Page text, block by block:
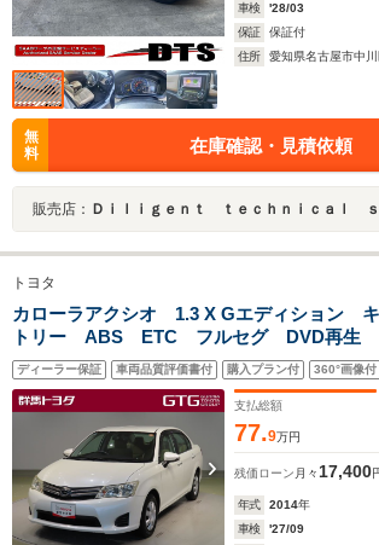
車検
'28/03
保証
保証付
住所
愛知県名古屋市中
無
料
在庫確認・見積依頼
販売店： Ｄｉｌｉｇｅｎｔ ｔｅｃｈｎｉｃａｌ ｓ
トヨタ
カローラアクシオ 1.3 X Gエディション
トリー ABS ETC フルセグ DVD再生
ビ エアコン エアバッグ サイドエアバッ
トキー バックカメラ パワステ パワーウ
横滑り防止
ディーラー保証 車両品質評価書付 購入プラン付 360°画像付
支払総額
77.9万円
残価ローン 月々 17,400
年式 2014年
車検
'27/09